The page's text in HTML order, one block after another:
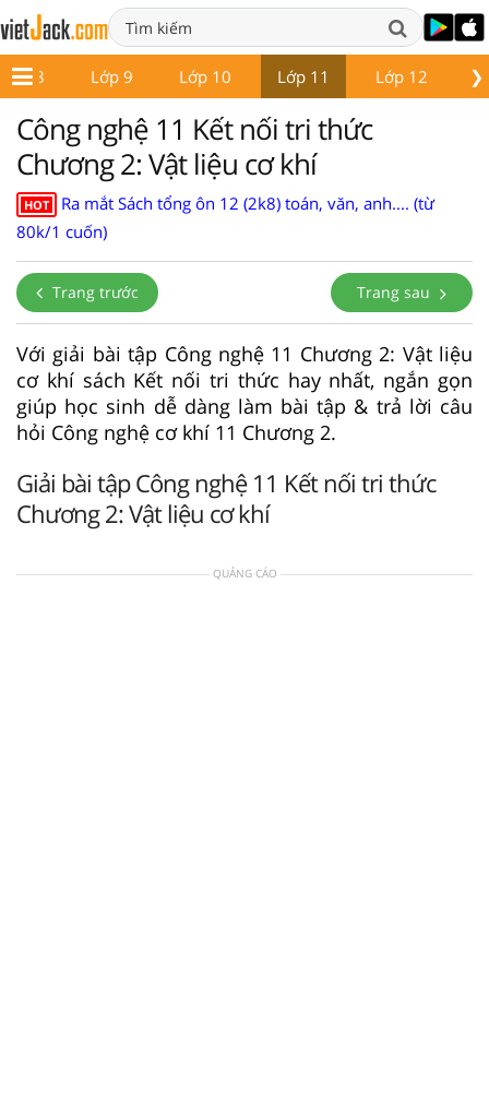
❯
Lớp 8 Lớp 9 Lớp 10 Lớp 11 Lớp 12
Công nghệ 11 Kết nối tri thức
Chương 2: Vật liệu cơ khí
HOT
Ra mắt Sách tổng ôn 12 (2k8) toán, văn, anh.... (từ
80k/1 cuốn)
Trang trước Trang sau
Với giải bài tập Công nghệ 11 Chương 2: Vật liệu
cơ khí sách Kết nối tri thức hay nhất, ngắn gọn
giúp học sinh dễ dàng làm bài tập & trả lời câu
hỏi Công nghệ cơ khí 11 Chương 2.
Giải bài tập Công nghệ 11 Kết nối tri thức
Chương 2: Vật liệu cơ khí
QUẢNG CÁO